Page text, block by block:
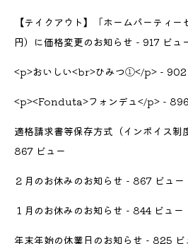
【テイクアウト】「ホームパーティ
円）に価格変更のお知らせ - 917 ビュ
<p>おいしい<br>ひみつ①</p> - 902
<p><Fonduta>フォンデュ</p> -
適格請求書等保存方式（インボイス制
867 ビュー
２月のお休みのお知らせ - 867 ビュー
１月のお休みのお知らせ - 844 ビュー
年末年始の休業日のお知らせ - 825 ビ